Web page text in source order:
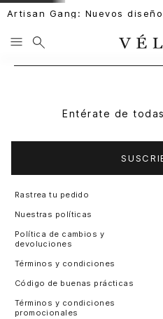
Artisan Gang: Nuevos
Entérate de
Rastrea tu pedido
Nuestras políticas
Política de cambios y
devoluciones
Términos y condiciones
Código de buenas prácticas
Términos y condiciones
promocionales